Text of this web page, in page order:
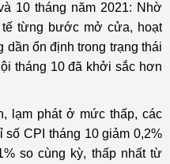
10 tháng năm 2021: Nhờ
tế từng bước mở cửa, hoạt
dần ổn định trong trạng thái
tháng 10 đã khởi sắc hơn
lạm phát ở mức thấp, các
CPI tháng 10 giảm 0,2%
so cùng kỳ, thấp nhất từ